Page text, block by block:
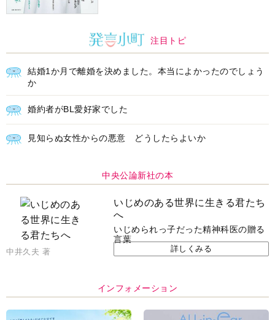
注目トピ
結婚1か月で離婚を決めました。本当によかったのでしょう
か
婚約者がBL愛好家でした
見知らぬ女性からの悪意 どうしたらよいか
中央公論新社の本
いじめのある世界に生きる君たち
へ
いじめられっ子だった精神科医の贈る
言葉
中井久夫 著 詳しくみる
インフォメーション